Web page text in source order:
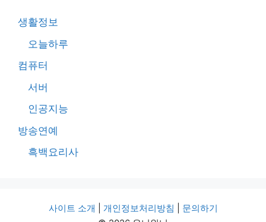
생활정보
오늘하루
컴퓨터
서버
인공지능
방송연예
흑백요리사
사이트 소개 개인정보처리방침
문의하기